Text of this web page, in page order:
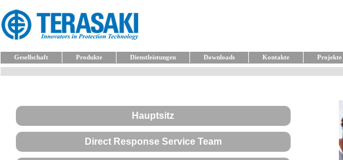
Gesellschaft Produkte Dienstleistungen Downloads Kontakte Projekte
Hauptsitz
Direct Response Service Team